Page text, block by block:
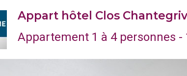
Appart hôtel Clos
Appartement 1 à 4 personnes -